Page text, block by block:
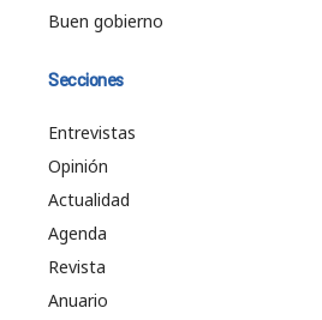
Buen gobierno
Secciones
Entrevistas
Opinión
Actualidad
Agenda
Revista
Anuario